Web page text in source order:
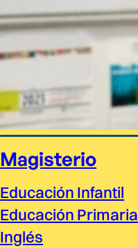
Magisterio
Educación Infantil
Educación Primaria
Inglés